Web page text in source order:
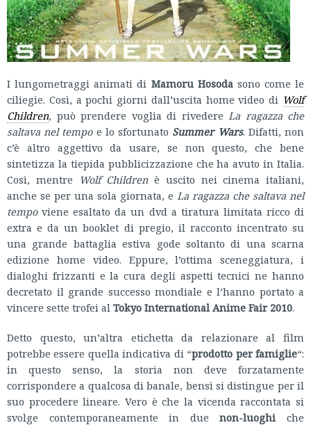
I lungometraggi animati di Mamoru Hosodasono come le
ciliegie. Così, a pochi giorni dall’uscita home video di Wolf
Children, può prendere voglia di rivedere La ragazza che
saltava nel tempoe lo sfortunato Summer Wars. Difatti, non
c’è altro aggettivo da usare, se non questo, che bene
sintetizza la tiepida pubblicizzazione che ha avuto in Italia.
Così, mentre
Wolf Childrenè uscito nei cinema italiani,
anche se per una sola giornata, e La ragazza che saltava nel
tempoviene esaltato da un dvd a tiratura limitata ricco di
extra e da un booklet di pregio, il racconto incentrato su
una grande battaglia estiva gode soltanto di una scarna
edizione home video. Eppure, l’ottima sceneggiatura, i
dialoghi frizzanti e la cura degli aspetti tecnici ne hanno
decretato il grande successo mondiale e l’hanno portato a
vincere sette trofei al Tokyo International Anime Fair 2010.
Detto questo, un’altra etichetta da relazionare al film
potrebbe essere quella indicativa di “prodotto per famiglie“:
in questo senso, la storia non deve forzatamente
corrispondere a qualcosa di banale, bensì si distingue per il
suo procedere lineare. Vero è che la vicenda raccontata si
svolge contemporaneamente in duenon-luoghi che